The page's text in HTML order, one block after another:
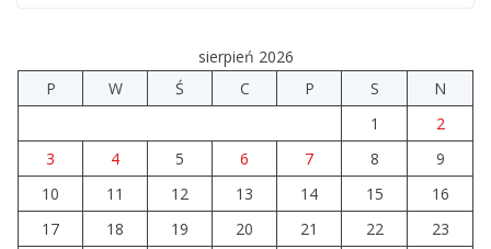
sierpień 2026
P
W Ś C P S
N
1
2
3
4 5 6 7 8
9
10
11 12 13 14 15
16
17
18 19 20 21 22
23